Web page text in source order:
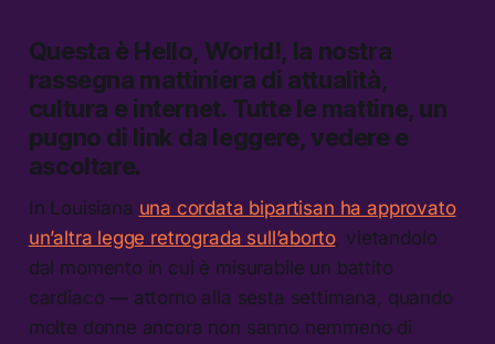
Questa è Hello, World!, la nostra
rassegna mattiniera di attualità,
cultura e internet. Tutte le mattine, un
pugno di link da leggere, vedere e
ascoltare.
In Louisiana una cordata bipartisan ha approvato
un’altra legge retrograda sull’aborto, vietandolo
dal momento in cui è misurabile un battito
cardiaco — attorno alla sesta settimana, quando
molte donne ancora non sanno nemmeno di